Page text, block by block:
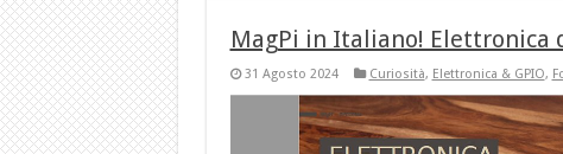
MagPi in Italiano! Elettronica
31 Agosto 2024 Curiosità, Elettronica & GPIO,